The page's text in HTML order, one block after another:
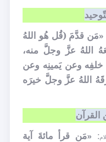
«مَن قدَّمَ (قُل هُو اللهُ
اللهُ عزَّ وجلَّ منه،
خلفِه وعن يَمينِه وعن
اللهُ عزَّ وجلَّ خيرَه
القرآن
: «مَن قرأ مائةَ آية